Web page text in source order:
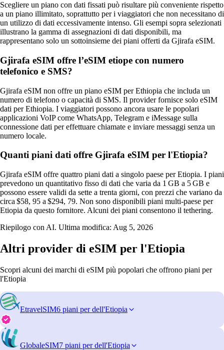
Scegliere un piano con dati fissati può risultare più conveniente rispetto
a un piano illimitato, soprattutto per i viaggiatori che non necessitano di
un utilizzo di dati eccessivamente intenso. Gli esempi sopra selezionati
illustrano la gamma di assegnazioni di dati disponibili, ma
rappresentano solo un sottoinsieme dei piani offerti da Gjirafa eSIM.
Gjirafa eSIM offre l’eSIM etiope con numero
telefonico e SMS?
Gjirafa eSIM non offre un piano eSIM per Ethiopia che includa un
numero di telefono o capacità di SMS. Il provider fornisce solo eSIM
dati per Ethiopia. I viaggiatori possono ancora usare le popolari
applicazioni VoIP come WhatsApp, Telegram e iMessage sulla
connessione dati per effettuare chiamate e inviare messaggi senza un
numero locale.
Quanti piani dati offre Gjirafa eSIM per l'Etiopia?
Gjirafa eSIM offre quattro piani dati a singolo paese per Etiopia. I piani
prevedono un quantitativo fisso di dati che varia da 1 GB a 5 GB e
possono essere validi da sette a trenta giorni, con prezzi che variano da
circa $58, 95 a $294, 79. Non sono disponibili piani multi-paese per
Etiopia da questo fornitore. Alcuni dei piani consentono il tethering.
Riepilogo con AI. Ultima modifica: Aug 5, 2026
Altri provider di eSIM per l'Etiopia
Scopri alcuni dei marchi di eSIM più popolari che offrono piani per
l'Etiopia
EtravelSIM6 piani per dell'Etiopia
GlobaleSIM7 piani per dell'Etiopia